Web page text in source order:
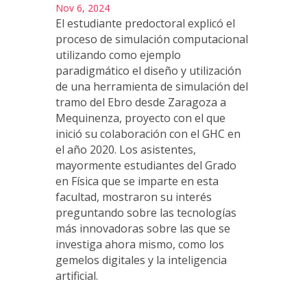
Nov 6, 2024
El estudiante predoctoral explicó el
proceso de simulación computacional
utilizando como ejemplo
paradigmático el diseño y utilización
de una herramienta de simulación del
tramo del Ebro desde Zaragoza a
Mequinenza, proyecto con el que
inició su colaboración con el GHC en
el año 2020. Los asistentes,
mayormente estudiantes del Grado
en Física que se imparte en esta
facultad, mostraron su interés
preguntando sobre las tecnologías
más innovadoras sobre las que se
investiga ahora mismo, como los
gemelos digitales y la inteligencia
artificial.